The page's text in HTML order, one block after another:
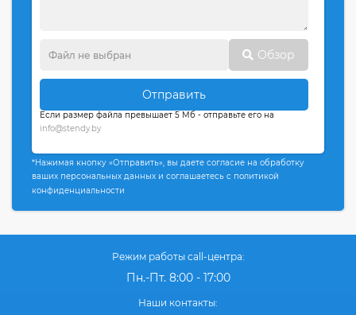
Обзор
Отправить
Если размер файла превышает 5 Мб - отправьте его на
info@stendy.by
*Нажимая кнопку «Отправить», вы даете согласие на обработку
ваших персональных данных и соглашаетесь с политикой
конфиденциальности
Режим работы call-центра:
Пн.-Пт. 8:00 - 17:00
Наши контакты: